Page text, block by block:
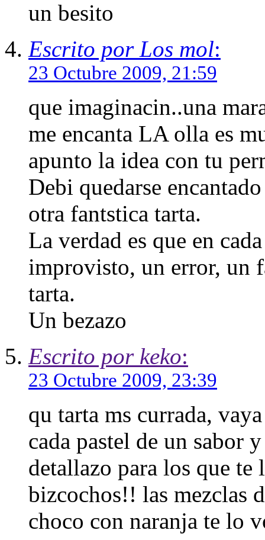
un besito
Escrito por Los mol:
23 Octubre 2009, 21:59
que imaginacin..una
me encanta LA olla es
apunto la idea con tu
Debi quedarse
otra fantstica tarta.
La verdad es que en
improvisto, un error, un
tarta.
Un bezazo
Escrito por keko:
23 Octubre 2009, 23:39
qu tarta ms currada,
cada pastel de un sabor
detallazo para los que te
bizcochos!! las mezclas
choco con naranja te lo